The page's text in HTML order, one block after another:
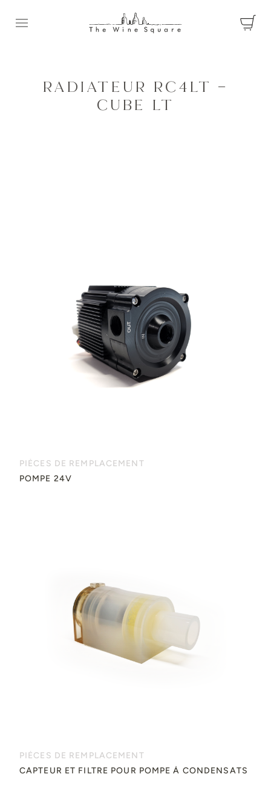
Ouvrir le menu
RADIATEUR RC4LT –
CUBE LT
PIÈCES DE REMPLACEMENT
POMPE 24V
PIÈCES DE REMPLACEMENT
CAPTEUR ET FILTRE POUR POMPE À CONDENSATS